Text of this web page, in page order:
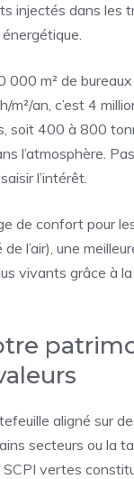
injectés dans les
000 m² de
m²/an, c’est 4
soit 400 à 800
l’atmosphère.
l’intérêt.
de confort pour
l’air), une
vivants grâce à
aligné sur
secteurs ou la
vertes